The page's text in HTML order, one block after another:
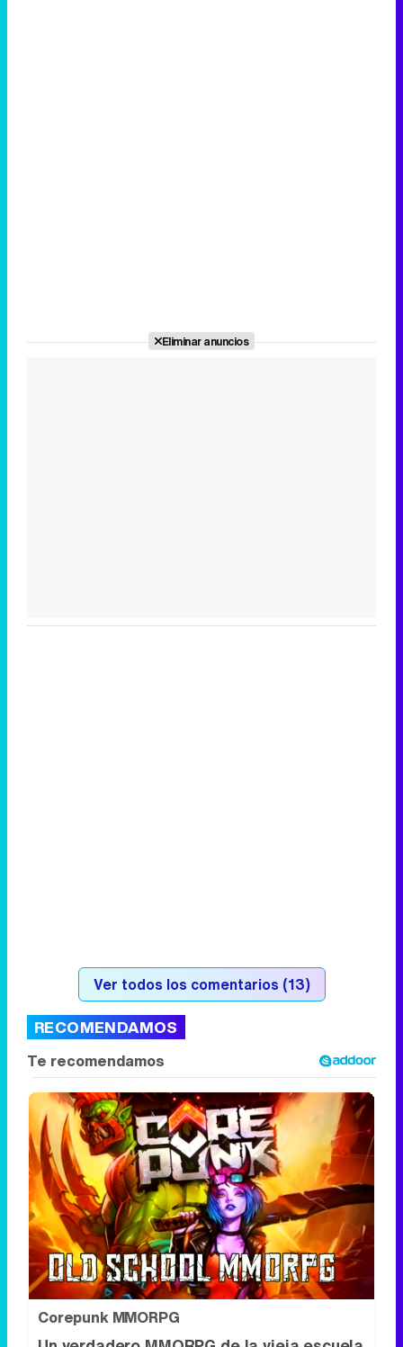
Corepunk MMORPG
Un verdadero MMORPG de la vieja escuela
¡Cómo los de antes, pero mejor!